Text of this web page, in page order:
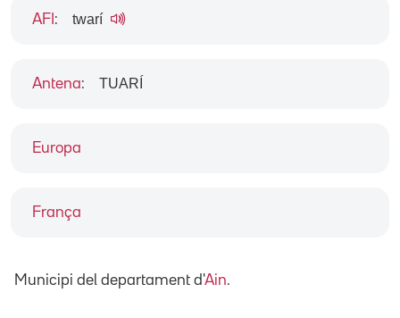
Europa
França
AFI : twarí
Antena: TUARÍ
Municipi del departament d'Ain.